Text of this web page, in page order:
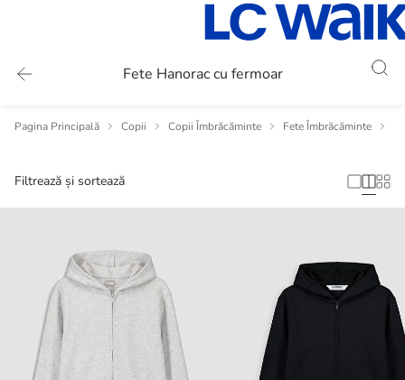
Fete Hanorac cu fermoar
Pagina Principală Copii Copii Îmbrăcăminte Fete Îmbrăcăminte
Filtrează și sortează